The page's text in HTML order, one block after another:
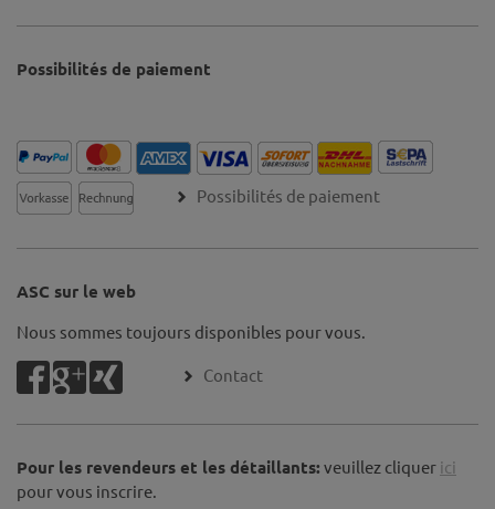
Possibilités de paiement
Possibilités de paiement
ASC sur le web
Nous sommes toujours disponibles pour vous.
Contact
Pour les revendeurs et les détaillants: veuillez cliquer ici
pour vous inscrire.